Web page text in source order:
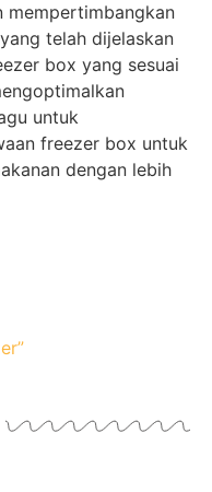
mempertimbangkan
telah dijelaskan
box yang sesuai
untuk
freezer box untuk
dengan lebih